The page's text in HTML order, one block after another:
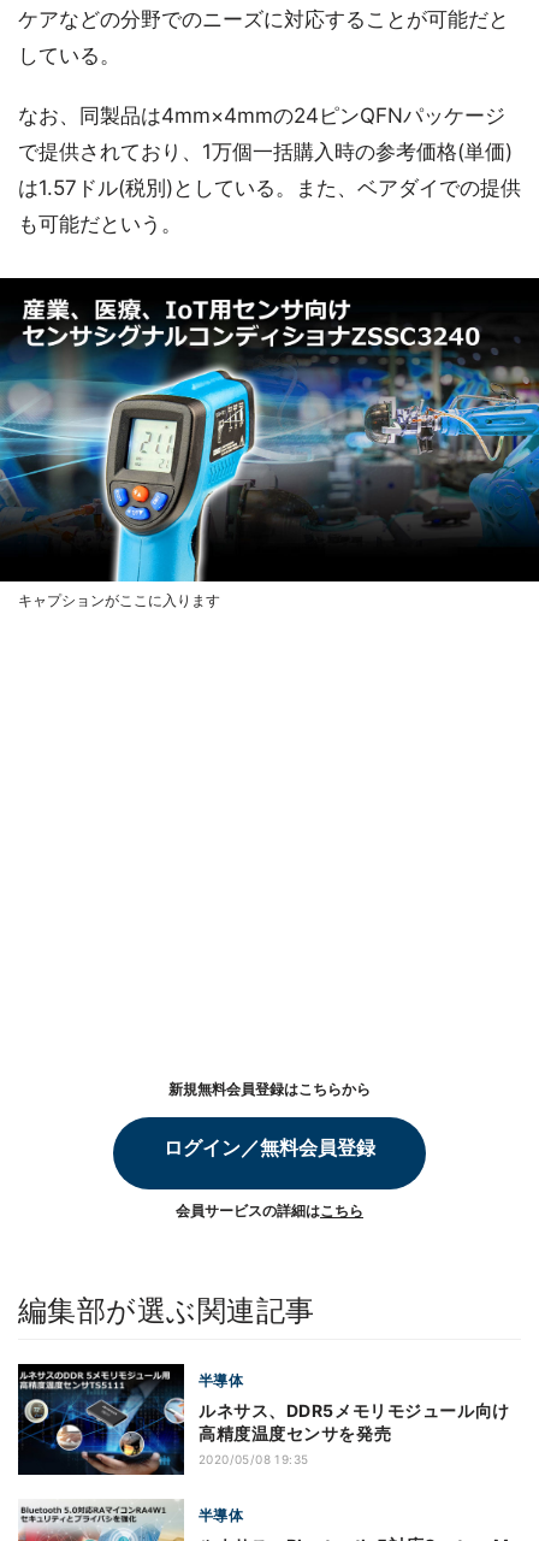
ケアなどの分野でのニーズに対応することが可能だと
している。
なお、同製品は4mm×4mmの24ピンQFNパッケージ
で提供されており、1万個一括購入時の参考価格(単価)
は1.57ドル(税別)としている。また、ベアダイでの提供
も可能だという。
キャプションがここに入ります
新規無料会員登録はこちらから
ログイン／無料会員登録
会員サービスの詳細はこちら
編集部が選ぶ関連記事
半導体
ルネサス、DDR5メモリモジュール向け
高精度温度センサを発売
2020/05/08 19:35
半導体